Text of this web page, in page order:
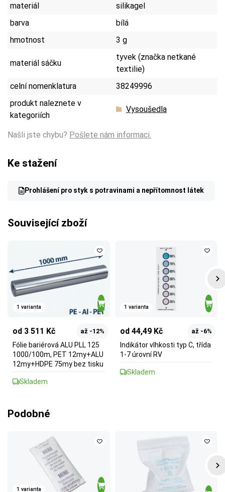
materiál
silikagel
barva
bílá
hmotnost
3 g
materiál sáčku
tyvek (značka netkané
textilie)
celní nomenklatura
38249996
produkt naleznete v
kategoriích
Vysoušedla
Našli jste chybu? Pošlete nám informaci.
Ke stažení
Prohlášení pro styk s potravinami a nepřítomnost látek
Související zboží
1 varianta
od 3 511 Kč až -12%
Fólie bariérová ALU PLL 125
1000/100m, PET 12my+ALU
12my+HDPE 75my bez tisku
Skladem
1 varianta
od 44,49 Kč až -6%
Indikátor vlhkosti typ C, třída
1-7 úrovní RV
Skladem
Podobné
1 varianta